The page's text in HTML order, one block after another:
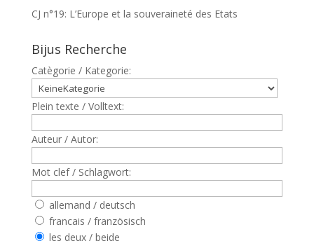
CJ n°19: L’Europe et la souveraineté des Etats
Bijus Recherche
Catègorie / Kategorie:
Plein texte / Volltext:
Auteur / Autor:
Mot clef / Schlagwort:
allemand / deutsch
francais / französisch
les deux / beide